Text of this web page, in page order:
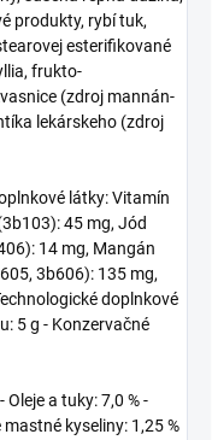
produkty, rybí tuk,
esterifikované
frukto-
(zdroj mannán-
lekárskeho (zdroj
látky: Vitamín
45 mg, Jód
14 mg, Mangán
3b606): 135 mg,
doplnkové
5 g - Konzervačné
Oleje a tuky: 7,0 % -
mastné kyseliny: 1,25 %